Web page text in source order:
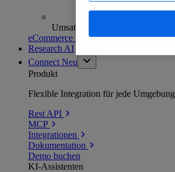
Umsatzanalysen und -prognosen
eCommerce Insights entdecken
Research AI
Connect Neu
Produkt
Flexible Integration für jede Umgebung
Rest API
MCP
Integrationen
Dokumentation
Demo buchen
KI-Assistenten